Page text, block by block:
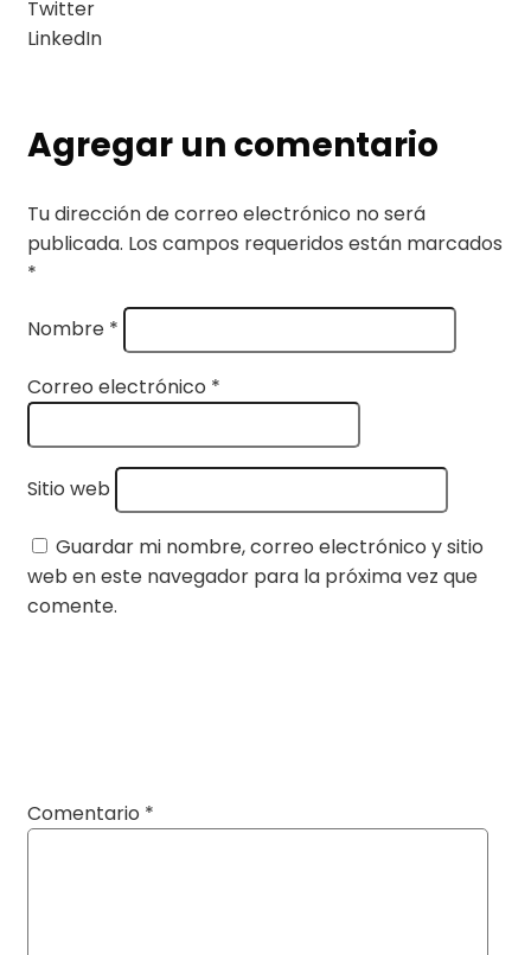
Twitter
LinkedIn
Agregar un comentario
Tu dirección de correo electrónico no será
publicada. Los campos requeridos están marcados
*
Nombre *
Correo electrónico *
Sitio web
Guardar mi nombre, correo electrónico y sitio
web en este navegador para la próxima vez que
comente.
Comentario *